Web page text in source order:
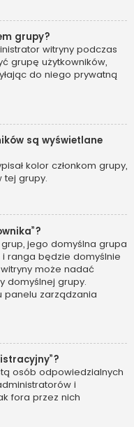
grupy?
witryny podczas
grupę użytkowników,
do niego prywatną
są wyświetlane
kolor członkom grupy,
tej grupy.
grup, jego domyślna grupa
ranga będzie domyślnie
może nadać
domyślnej grupy.
panelu zarządzania
osób odpowiedzialnych
i
fora przez nich